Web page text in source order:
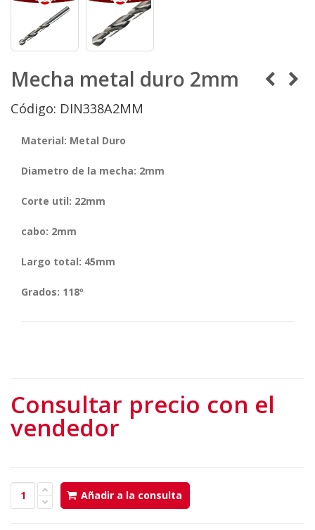
Mecha metal duro 2mm
Código: DIN338A2MM
Material: Metal Duro
Diametro de la mecha: 2mm
Corte util: 22mm
cabo: 2mm
Largo total: 45mm
Grados: 118º
Consultar precio con el
vendedor
Añadir a la consulta